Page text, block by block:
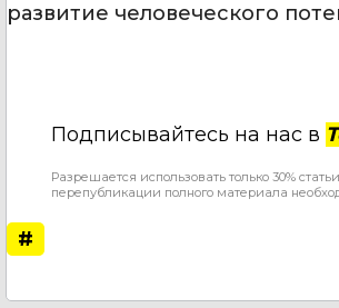
развитие человеческого
Подписывайтесь на нас в
Разрешается использовать только 30%
перепубликации полного материала
#